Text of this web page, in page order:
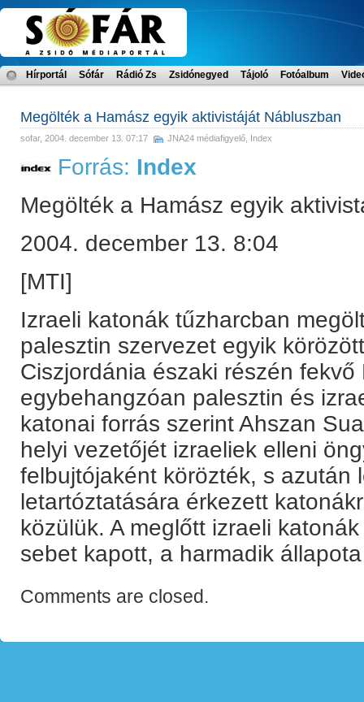
Hírportál Sófár Rádió Zs Zsidónegyed Tájoló Fotóalbum
Megölték a Hamász egyik aktivistáját Nábluszban
sofar, 2004. december 13. 07:17 JNA24 médiafigyelő Index
Forrás: Index
Megölték a Hamász egyik
2004. december 13. 8:04
[MTI]
Izraeli katonák tűzharcban
palesztin szervezet egyik
Ciszjordánia északi részén
egybehangzóan palesztin és
katonai forrás szerint Ahszan
helyi vezetőjét izraeliek elleni
felbujtójaként körözték, s azután
letartóztatására érkezett
közülük. A meglőtt izraeli
sebet kapott, a harmadik
Comments are closed.